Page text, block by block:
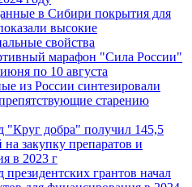
в Сибири покрытия для
высокие
свойства
марафон "Сила России"
по 10 августа
из России синтезировали
старению
добра" получил 145,5
закупку препаратов и
в 2023 г
грантов начал